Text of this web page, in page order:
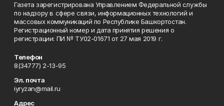
Газета зарегистрирована Управлением Федеральной службы
по надзору в сфере связи, информационных технологий и
массовых коммуникаций по Республике Башкортостан.
Регистрационный номер и дата принятия решения о
регистрации: ПИ № ТУ02-01671 от 27 мая 2019 г.
Телефон
8(34777) 2-13-95
Эл. почта
iyryzan@mail.ru
Адрес